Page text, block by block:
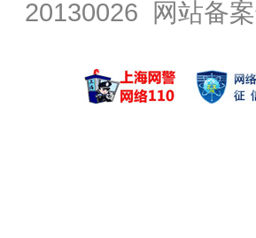
20130026 网站备